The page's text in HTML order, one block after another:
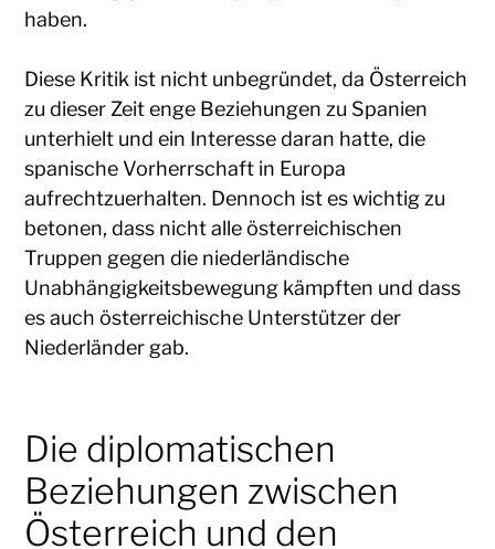
haben.
Diese Kritik ist nicht unbegründet, da Österreich
zu dieser Zeit enge Beziehungen zu Spanien
unterhielt und ein Interesse daran hatte, die
spanische Vorherrschaft in Europa
aufrechtzuerhalten. Dennoch ist es wichtig zu
betonen, dass nicht alle österreichischen
Truppen gegen die niederländische
Unabhängigkeitsbewegung kämpften und dass
es auch österreichische Unterstützer der
Niederländer gab.
Die diplomatischen
Beziehungen zwischen
Österreich und den